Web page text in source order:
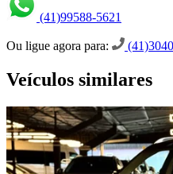
(41)99588-5621
Ou ligue agora para:
Veículos similares